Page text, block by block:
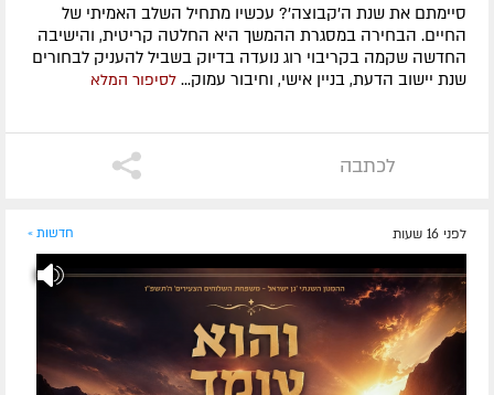
סיימתם את שנת ה'קבוצה'? עכשיו מתחיל השלב האמיתי של
החיים. הבחירה במסגרת ההמשך היא החלטה קריטית, והישיבה
החדשה שקמה בקריבוי רוג נועדה בדיוק בשביל להעניק לבחורים
שנת יישוב הדעת, בניין אישי, וחיבור עמוק... לסיפור המלא
לכתבה
לפני 16 שעות חדשות »